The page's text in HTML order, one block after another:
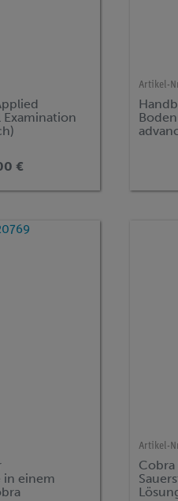
Examination
€
Artikel-
in einem
Artikel-
Cobra